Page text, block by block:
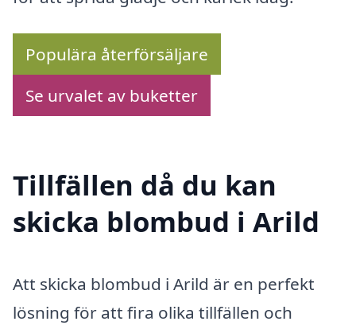
Populära återförsäljare
Se urvalet av buketter
Tillfällen då du kan
skicka blombud i Arild
Att skicka blombud i Arild är en perfekt
lösning för att fira olika tillfällen och